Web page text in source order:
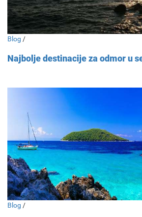
Blog /
Najbolje destinacije za odmor u
Blog /